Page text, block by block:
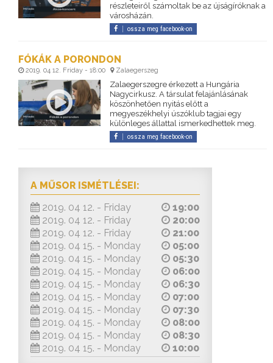
részleteiről számoltak be az újságíróknak a
városházán.
ossza meg facebook-on
FÓKÁK A PORONDON
2019. 04 12. Friday - 18:00 Zalaegerszeg
Zalaegerszegre érkezett a Hungária
Nagycirkusz. A társulat felajánlásának
köszönhetően nyitás előtt a
megyeszékhelyi úszóklub tagjai egy
különleges állattal ismerkedhettek meg.
ossza meg facebook-on
A MŰSOR ISMÉTLÉSEI:
2019. 04 12. - Friday
19:00
2019. 04 12. - Friday
20:00
2019. 04 12. - Friday
21:00
2019. 04 15. - Monday
05:00
2019. 04 15. - Monday
05:30
2019. 04 15. - Monday
06:00
2019. 04 15. - Monday
06:30
2019. 04 15. - Monday
07:00
2019. 04 15. - Monday
07:30
2019. 04 15. - Monday
08:00
2019. 04 15. - Monday
08:30
2019. 04 15. - Monday
10:00